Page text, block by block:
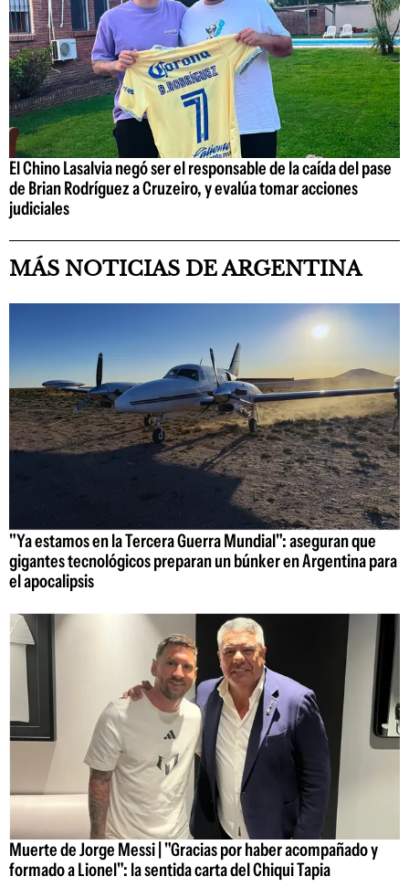
El Chino Lasalvia negó ser el responsable de la caída del pase
de Brian Rodríguez a Cruzeiro, y evalúa tomar acciones
judiciales
MÁS NOTICIAS DE ARGENTINA
"Ya estamos en la Tercera Guerra Mundial": aseguran que
gigantes tecnológicos preparan un búnker en Argentina para
el apocalipsis
Muerte de Jorge Messi | "Gracias por haber acompañado y
formado a Lionel": la sentida carta del Chiqui Tapia